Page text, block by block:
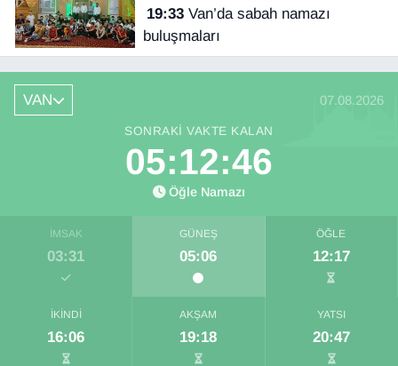
19:33Van’da sabah namazı
buluşmaları
VAN 07.08.2026
SONRAKI VAKTE KALAN
05:12:46
Öğle Namazı
İMSAK
03:31
GÜNEŞ
05:06
ÖĞLE
12:17
İKINDI
16:06
AKŞAM
19:18
YATSI
20:47